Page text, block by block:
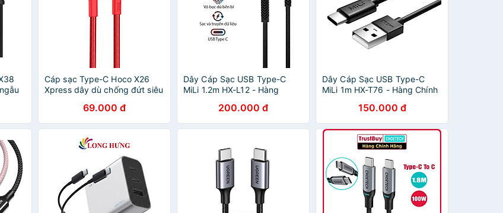
Cáp sạc Type-C Hoco X26
Xpress dây dù chống đứt siêu
69.000 đ
Dây Cáp Sạc USB Type-C
MiLi 1.2m HX-L12 - Hàng
200.000 đ
Dây Cáp Sạc USB Type-C
MiLi 1m HX-T76 - Hàng Chính
150.000 đ